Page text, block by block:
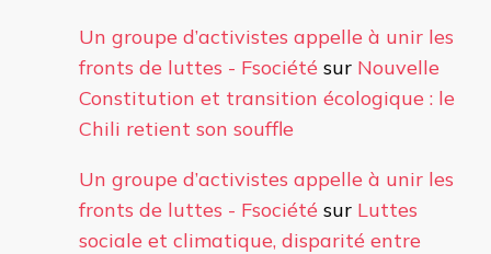
Un groupe d’activistes appelle à unir les
fronts de luttes - Fsociété sur Nouvelle
Constitution et transition écologique : le
Chili retient son souffle
Un groupe d’activistes appelle à unir les
fronts de luttes - Fsociété sur Luttes
sociale et climatique, disparité entre